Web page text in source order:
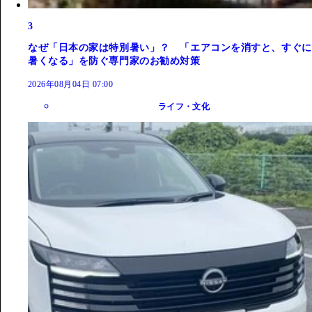
3
なぜ「日本の家は特別暑い」？ 「エアコンを消すと、すぐに
暑くなる」を防ぐ専門家のお勧め対策
2026年08月04日 07:00
ライフ・文化